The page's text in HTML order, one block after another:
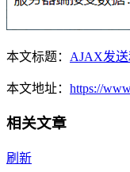
本文标题： AJAX发送
本文地址： https://
相关文章
刷新